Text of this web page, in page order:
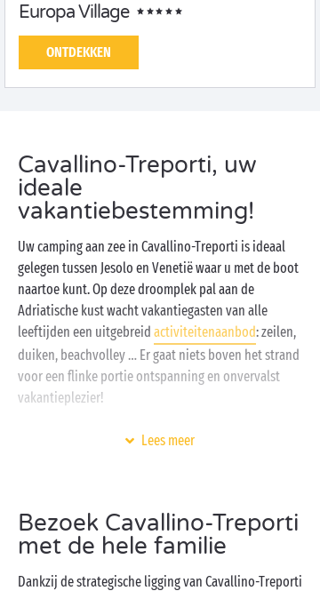
Europa Village
ONTDEKKEN
Cavallino-Treporti, uw
ideale
vakantiebestemming!
Uw camping aan zee in Cavallino-Treporti is ideaal
gelegen tussen Jesolo en Venetië waar u met de boot
naartoe kunt. Op deze droomplek pal aan de
Adriatische kust wacht vakantiegasten van alle
leeftijden een uitgebreid activiteitenaanbod: zeilen,
duiken, beachvolley … Er gaat niets boven het strand
voor een flinke portie ontspanning en onvervalst
vakantieplezier!
En wat dacht u van een comfortabele en volledig
bubbelbaden van het aquapark. Of verkiest u het
fijnzandstrand? Of de straatjes van Venetië? Alle drie
Lees meer
Bezoek Cavallino-Treporti
met de hele familie
Dankzij de strategische ligging van Cavallino-Treporti